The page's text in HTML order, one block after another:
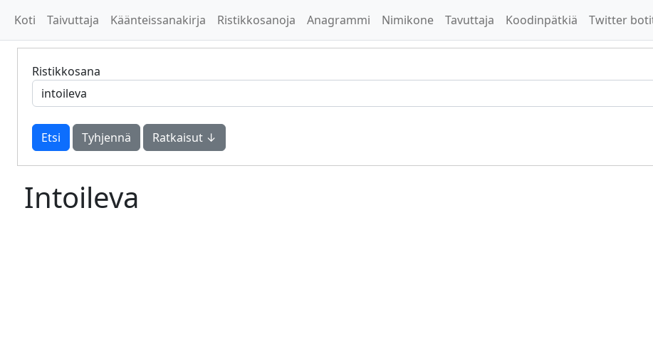
Koti Taivuttaja Käänteissanakirja Ristikkosanoja Anagrammi Nimikone Tavuttaja Koodinpätkiä Twitter
Ristikkosana
Tyhjennä Ratkaisut ↓
Intoileva